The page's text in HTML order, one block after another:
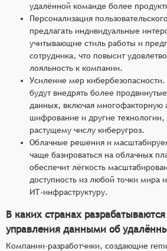
удалённой команде более
Персонализация
предлагать индивидуальные
учитывающие стиль работы и
сотрудника, что повысит
лояльность к компании.
Усиление мер
будут внедрять более
данных, включая многофакторную
шифрование и другие технологии,
растущему числу киберугроз.
Облачные решения и
чаще базироваться на облачных
обеспечит лёгкость
доступность из любой точки мира
ИТ-инфраструктуру.
В каких странах
управления данными об
Компании-разработчики, создающие